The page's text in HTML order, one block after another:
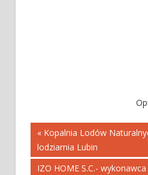
Nawigacja
wpisu
« Kopalnia Lodów
lodziarnia Lubin
IZO HOME S.C.-